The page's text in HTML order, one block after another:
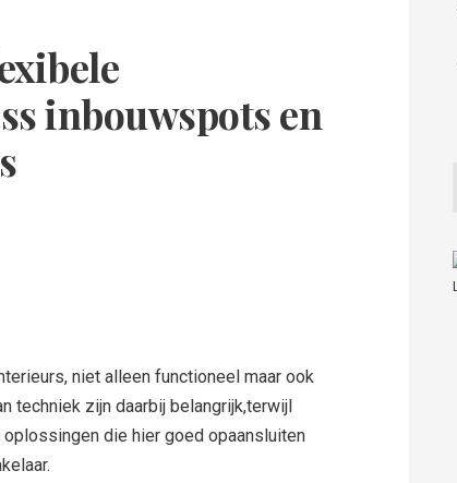
inbouwspots en
niet alleen functioneel maar ook
techniek zijn daarbij belangrijk,terwijl
die hier goed opaansluiten